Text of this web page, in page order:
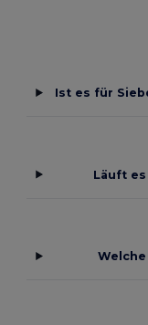
Ist es für
Läuft es